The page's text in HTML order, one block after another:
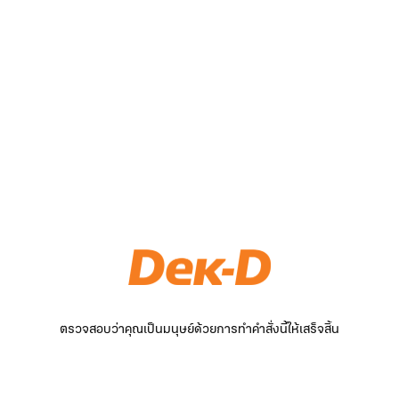
ตรวจสอบว่าคุณเป็นมนุษย์ด้วยการทำคำสั่งนี้ให้เสร็จสิ้น